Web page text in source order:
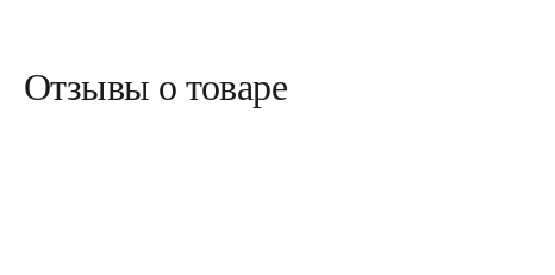
Отзывы о товаре